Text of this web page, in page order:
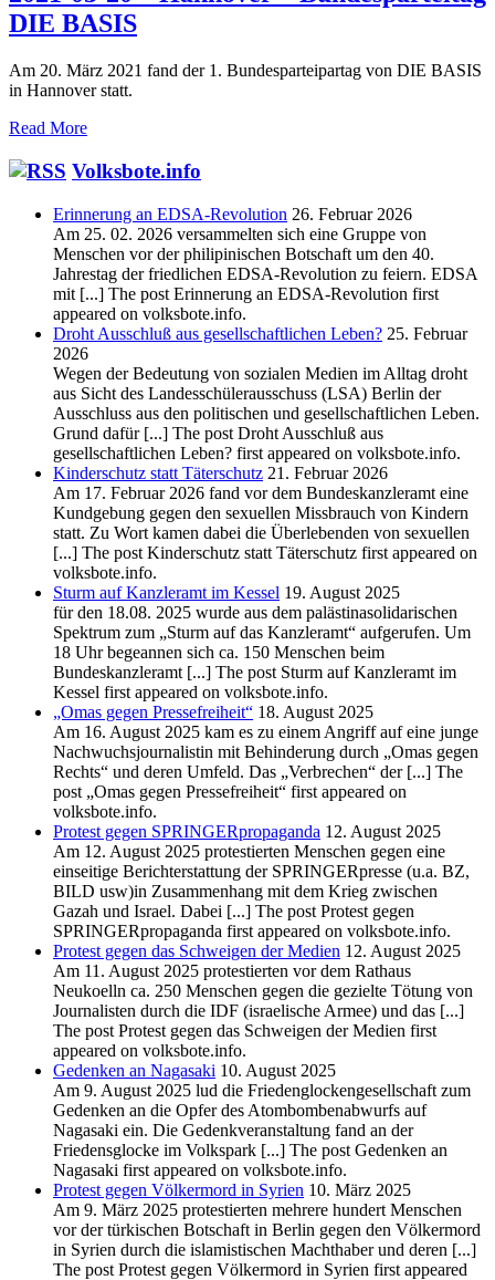
DIE BASIS
Am 20. März 2021 fand der 1. Bundesparteipartag von DIE BASIS
in Hannover statt.
Read More
Volksbote.info
Erinnerung an EDSA-Revolution 26. Februar 2026
Am 25. 02. 2026 versammelten sich eine Gruppe von
Menschen vor der philipinischen Botschaft um den 40.
Jahrestag der friedlichen EDSA-Revolution zu feiern. EDSA
mit [...] The post Erinnerung an EDSA-Revolution first
appeared on volksbote.info.
Droht Ausschluß aus gesellschaftlichen Leben? 25. Februar
2026
Wegen der Bedeutung von sozialen Medien im Alltag droht
aus Sicht des Landesschülerausschuss (LSA) Berlin der
Ausschluss aus den politischen und gesellschaftlichen Leben.
Grund dafür [...] The post Droht Ausschluß aus
gesellschaftlichen Leben? first appeared on volksbote.info.
Kinderschutz statt Täterschutz 21. Februar 2026
Am 17. Februar 2026 fand vor dem Bundeskanzleramt eine
Kundgebung gegen den sexuellen Missbrauch von Kindern
statt. Zu Wort kamen dabei die Überlebenden von sexuellen
[...] The post Kinderschutz statt Täterschutz first appeared on
volksbote.info.
Sturm auf Kanzleramt im Kessel 19. August 2025
für den 18.08. 2025 wurde aus dem palästinasolidarischen
Spektrum zum „Sturm auf das Kanzleramt“ aufgerufen. Um
18 Uhr begeannen sich ca. 150 Menschen beim
Bundeskanzleramt [...] The post Sturm auf Kanzleramt im
Kessel first appeared on volksbote.info.
„Omas gegen Pressefreiheit“ 18. August 2025
Am 16. August 2025 kam es zu einem Angriff auf eine junge
Nachwuchsjournalistin mit Behinderung durch „Omas gegen
Rechts“ und deren Umfeld. Das „Verbrechen“ der [...] The
post „Omas gegen Pressefreiheit“ first appeared on
volksbote.info.
Protest gegen SPRINGERpropaganda 12. August 2025
Am 12. August 2025 protestierten Menschen gegen eine
einseitige Berichterstattung der SPRINGERpresse (u.a. BZ,
BILD usw)in Zusammenhang mit dem Krieg zwischen
Gazah und Israel. Dabei [...] The post Protest gegen
SPRINGERpropaganda first appeared on volksbote.info.
Protest gegen das Schweigen der Medien 12. August 2025
Am 11. August 2025 protestierten vor dem Rathaus
Neukoelln ca. 250 Menschen gegen die gezielte Tötung von
Journalisten durch die IDF (israelische Armee) und das [...]
The post Protest gegen das Schweigen der Medien first
appeared on volksbote.info.
Gedenken an Nagasaki 10. August 2025
Am 9. August 2025 lud die Friedenglockengesellschaft zum
Gedenken an die Opfer des Atombombenabwurfs auf
Nagasaki ein. Die Gedenkveranstaltung fand an der
Friedensglocke im Volkspark [...] The post Gedenken an
Nagasaki first appeared on volksbote.info.
Protest gegen Völkermord in Syrien 10. März 2025
Am 9. März 2025 protestierten mehrere hundert Menschen
vor der türkischen Botschaft in Berlin gegen den Völkermord
in Syrien durch die islamistischen Machthaber und deren [...]
The post Protest gegen Völkermord in Syrien first appeared